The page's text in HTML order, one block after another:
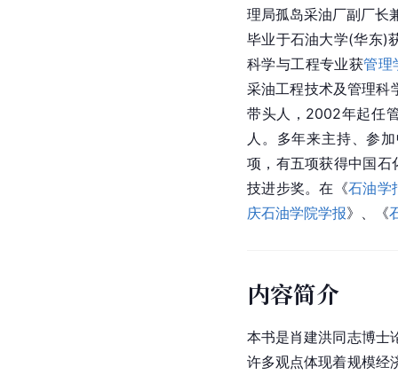
理局孤岛采油厂副厂长
毕业于石油大学(华东)
科学与工程专业获管理
采油工程技术及管理科
带头人，2002年起任
人。多年来主持、参
项，有五项获得中国石
技进步奖。在《石油学
庆石油学院学报》、《
内容简介
本书是肖建洪同志博士
许多观点体现着规模经